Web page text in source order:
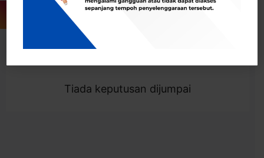
Showing 0 result
Tiada keputusan dijumpai